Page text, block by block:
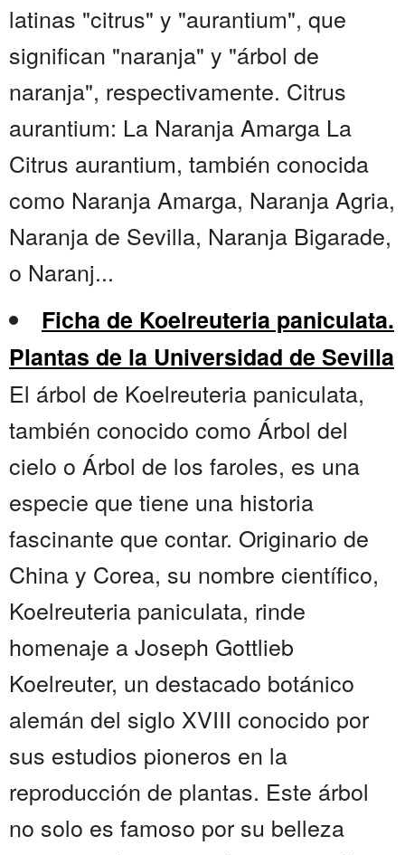
latinas "citrus" y "aurantium", que
significan "naranja" y "árbol de
naranja", respectivamente. Citrus
aurantium: La Naranja Amarga La
Citrus aurantium, también conocida
como Naranja Amarga, Naranja Agria,
Naranja de Sevilla, Naranja Bigarade,
o Naranj...
Ficha de Koelreuteria paniculata.
Plantas de la Universidad de Sevilla
El árbol de Koelreuteria paniculata,
también conocido como Árbol del
cielo o Árbol de los faroles, es una
especie que tiene una historia
fascinante que contar. Originario de
China y Corea, su nombre científico,
Koelreuteria paniculata, rinde
homenaje a Joseph Gottlieb
Koelreuter, un destacado botánico
alemán del siglo XVIII conocido por
sus estudios pioneros en la
reproducción de plantas. Este árbol
no solo es famoso por su belleza